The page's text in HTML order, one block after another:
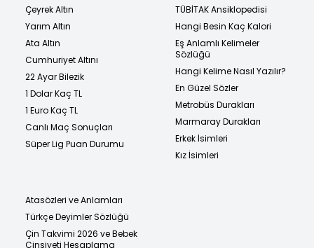
Çeyrek Altın
Yarım Altın
Ata Altın
Cumhuriyet Altını
22 Ayar Bilezik
1 Dolar Kaç TL
1 Euro Kaç TL
Canlı Maç Sonuçları
Süper Lig Puan Durumu
TÜBİTAK Ansiklopedisi
Hangi Besin Kaç Kalori
Eş Anlamlı Kelimeler
Sözlüğü
Hangi Kelime Nasıl Yazılır?
En Güzel Sözler
Metrobüs Durakları
Marmaray Durakları
Erkek İsimleri
Kız İsimleri
Atasözleri ve Anlamları
Türkçe Deyimler Sözlüğü
Çin Takvimi 2026 ve Bebek
Cinsiyeti Hesaplama